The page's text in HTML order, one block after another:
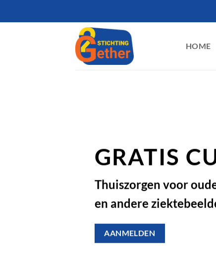
naar
HOME
GRATIS
Thuiszorgen voor
en andere
AANMELDEN